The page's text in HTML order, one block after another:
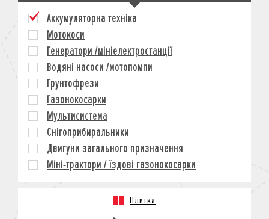
КОРПОРАТИВНИМ КЛІЄНТАМ
МОТОЦИКЛИ
КРЕДИТ
СТРАХУВАННЯ
КОРПОРАТИВНИМ КЛІЄНТАМ
Аккумуляторна техніка
Мотокоси
Генератори /мініелектростанції
Водяні насоси /мотопомпи
Грунтофрези
Газонокосарки
Мультисистема
Снігоприбиральники
Двигуни загального призначення
Міні-трактори / їздові газонокосарки
Плитка